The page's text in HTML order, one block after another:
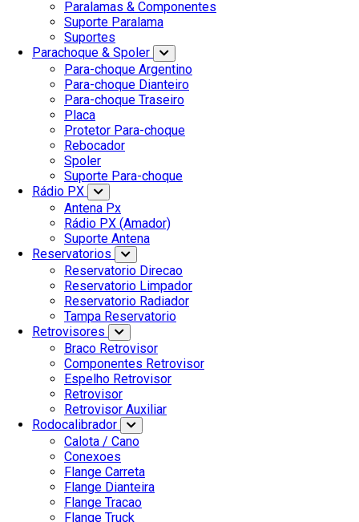
Paralamas & Componentes
Suporte Paralama
Suportes
Parachoque & Spoler
Para-choque Argentino
Para-choque Dianteiro
Para-choque Traseiro
Placa
Protetor Para-choque
Rebocador
Spoler
Suporte Para-choque
Rádio PX
Antena Px
Rádio PX (Amador)
Suporte Antena
Reservatorios
Reservatorio Direcao
Reservatorio Limpador
Reservatorio Radiador
Tampa Reservatorio
Retrovisores
Braco Retrovisor
Componentes Retrovisor
Espelho Retrovisor
Retrovisor
Retrovisor Auxiliar
Rodocalibrador
Calota / Cano
Conexoes
Flange Carreta
Flange Dianteira
Flange Tracao
Flange Truck